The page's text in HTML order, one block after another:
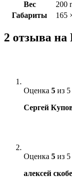
Вес
200
Габариты
165
2 отзыва на
Оценка 5 из 5
Сергей
Оценка 5 из 5
алексей